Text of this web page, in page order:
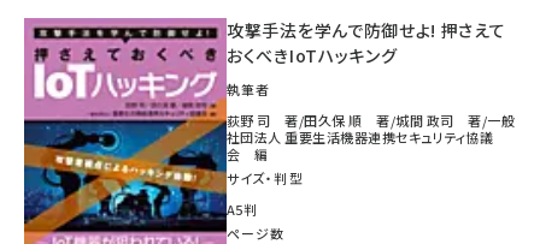
攻撃手法を学んで防御せよ! 押さえて
おくべきIoTハッキング
執筆者
荻野 司 著/田久保 順 著/城間 政司 著/一般
社団法人 重要生活機器連携セキュリティ協議
会 編
サイズ・判型
A5判
ページ数